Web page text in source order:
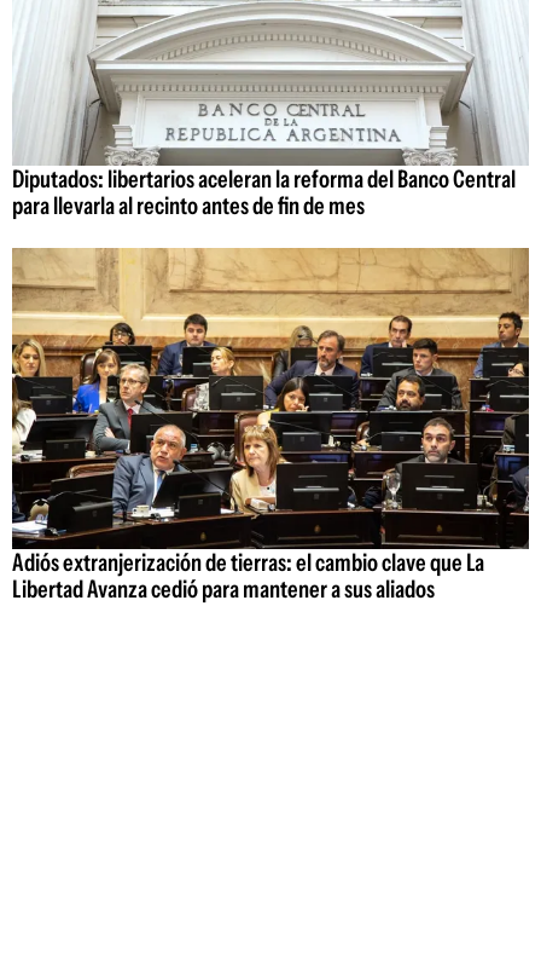
Diputados: libertarios aceleran la reforma del Banco Central
para llevarla al recinto antes de fin de mes
Adiós extranjerización de tierras: el cambio clave que La
Libertad Avanza cedió para mantener a sus aliados